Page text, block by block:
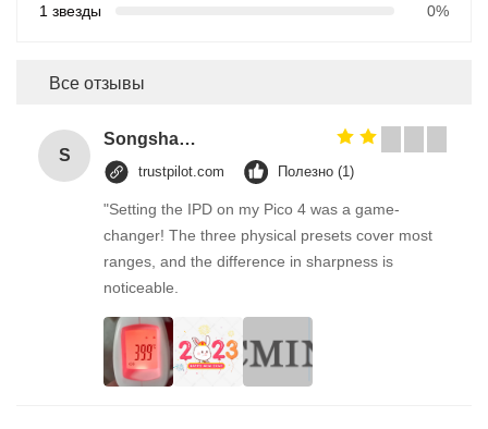
1 звезды
0%
Все отзывы
S
Songshang
trustpilot.com Полезно (1)
"Setting the IPD on my Pico 4 was a game-
changer! The three physical presets cover most
ranges, and the difference in sharpness is
noticeable.